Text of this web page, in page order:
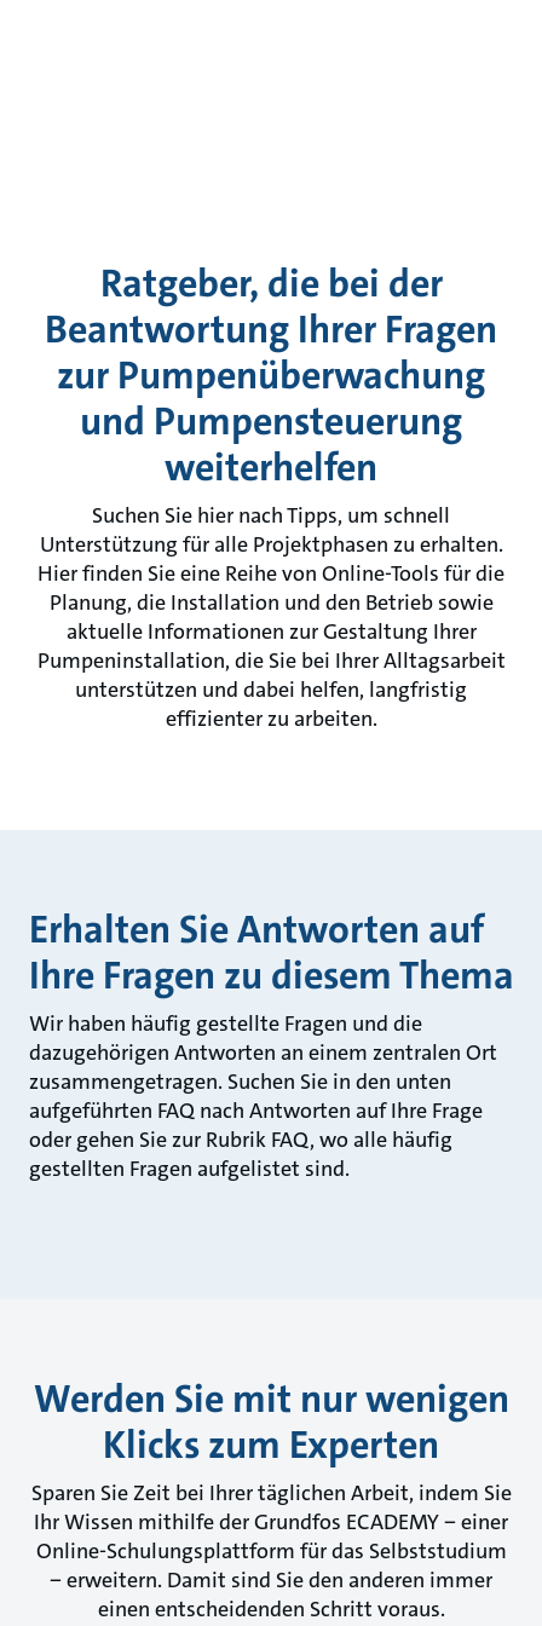
Ratgeber, die bei der
Beantwortung Ihrer Fragen
zur Pumpenüberwachung
und Pumpensteuerung
weiterhelfen
Suchen Sie hier nach Tipps, um schnell
Unterstützung für alle Projektphasen zu erhalten.
Hier finden Sie eine Reihe von Online-Tools für die
Planung, die Installation und den Betrieb sowie
aktuelle Informationen zur Gestaltung Ihrer
Pumpeninstallation, die Sie bei Ihrer Alltagsarbeit
unterstützen und dabei helfen, langfristig
effizienter zu arbeiten.
Erhalten Sie Antworten auf
Ihre Fragen zu diesem Thema
Wir haben häufig gestellte Fragen und die
dazugehörigen Antworten an einem zentralen Ort
zusammengetragen. Suchen Sie in den unten
aufgeführten FAQ nach Antworten auf Ihre Frage
oder gehen Sie zur Rubrik FAQ, wo alle häufig
gestellten Fragen aufgelistet sind.
Werden Sie mit nur wenigen
Klicks zum Experten
Sparen Sie Zeit bei Ihrer täglichen Arbeit, indem Sie
Ihr Wissen mithilfe der Grundfos ECADEMY − einer
Online-Schulungsplattform für das Selbststudium
− erweitern. Damit sind Sie den anderen immer
einen entscheidenden Schritt voraus.